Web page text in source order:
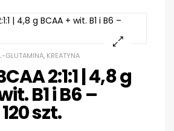
GLUTAMINA, KREATYNA
2:1:1 | 4,8 g
B1 i B6 –
szt.